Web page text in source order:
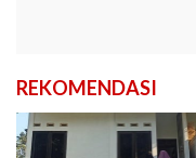
REKOMENDASI